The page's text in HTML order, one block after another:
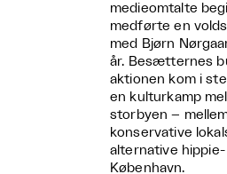
medieomtalte
medførte en
med Bjørn
år. Besætternes
aktionen kom i
en kulturkamp
storbyen –
konservative
alternative
København.